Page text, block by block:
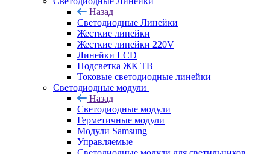
Назад
Светодиодные Линейки
Жесткие линейки
Жесткие линейки 220V
Линейки LCD
Подсветка ЖК ТВ
Токовые светодиодные линейки
Светодиодные модули
Назад
Светодиодные модули
Герметичные модули
Модули Samsung
Управляемые